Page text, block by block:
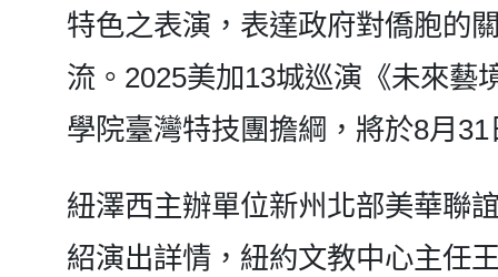
特色之表演，表達政府對僑胞的
流。2025美加13城巡演《未來藝
學院臺灣特技團擔綱，將於8月
紐澤西主辦單位新州北部美華聯
紹演出詳情，紐約文教中心主任